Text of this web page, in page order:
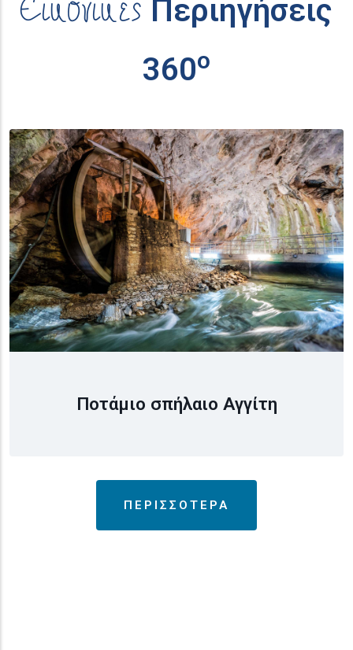
Περιηγήσεις
360ο
Ποτάμιο σπήλαιο Αγγίτη
ΠΕΡΙΣΣΟΤΕΡΑ